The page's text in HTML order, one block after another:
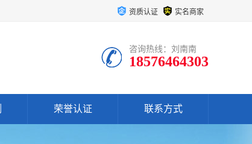
资质认证 实名商家
咨询热线：刘南南
18576464303
荣誉认证 联系方式